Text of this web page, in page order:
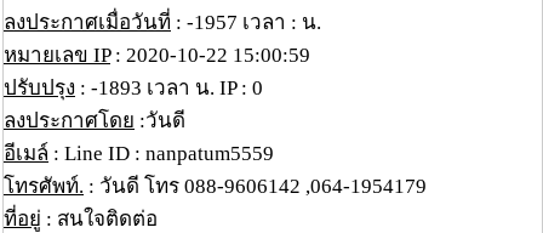
ลงประกาศเมื่อวันที่ : -1957 เวลา : น.
หมายเลข IP: 2020-10-22 15:00:59
ปรับปรุง : -1893 เวลา น. IP : 0
ลงประกาศโดย :วันดี
อีเมล์ : Line ID : nanpatum5559
โทรศัพท์. : วันดี โทร 088-9606142 ,064-1954179
ที่อยู่ : สนใจติดต่อ